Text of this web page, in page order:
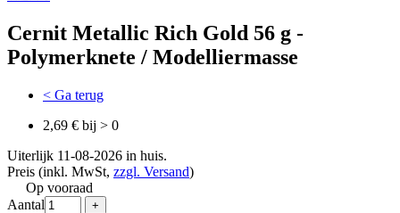
Cernit Metallic Rich Gold 56 g -
Polymerknete / Modelliermasse
< Ga terug
2,69 € bij > 0
Uiterlijk 11-08-2026 in huis.
Preis (inkl. MwSt, zzgl. Versand)
Op vooraad
Aantal